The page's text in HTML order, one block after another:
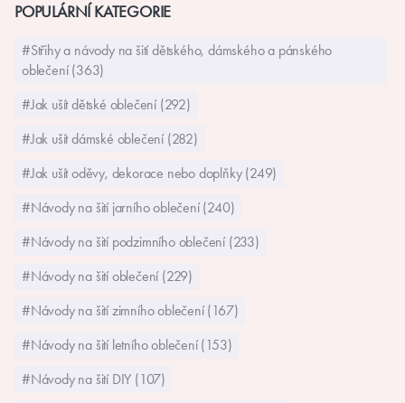
POPULÁRNÍ KATEGORIE
#Střihy a návody na šití dětského, dámského a pánského
oblečení (363)
#Jak ušít dětské oblečení (292)
#Jak ušít dámské oblečení (282)
#Jak ušít oděvy, dekorace nebo doplňky (249)
#Návody na šití jarního oblečení (240)
#Návody na šití podzimního oblečení (233)
#Návody na šití oblečení (229)
#Návody na šití zimního oblečení (167)
#Návody na šití letního oblečení (153)
#Návody na šití DIY (107)